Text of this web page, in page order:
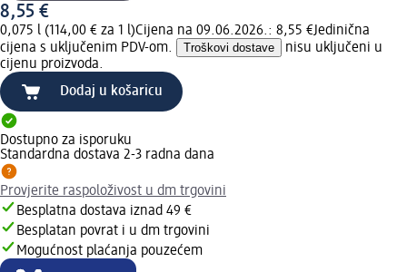
8,55 €
0,075 l (114,00 € za 1 l)Cijena na 09.06.2026.: 8,55 €Jedinična
cijena s uključenim PDV-om.
Troškovi dostave
nisu uključeni u
cijenu proizvoda.
Dodaj u košaricu
Dostupno za isporuku
Standardna dostava 2-3 radna dana
Provjerite raspoloživost u dm trgovini
Besplatna dostava iznad 49 €
Besplatan povrat i u dm trgovini
Mogućnost plaćanja pouzećem